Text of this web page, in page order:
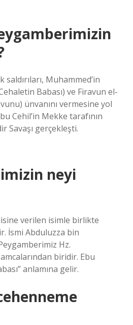
Muhammed’in
Babası) ve Firavun el-
ünvanını vermesine yol
Cehil’in Mekke tarafının
Savaşı gerçekleşti.
neyi
verilen isimle birlikte
İsmi Abduluzza bin
Hz.
biridir. Ebu
anlamına gelir.